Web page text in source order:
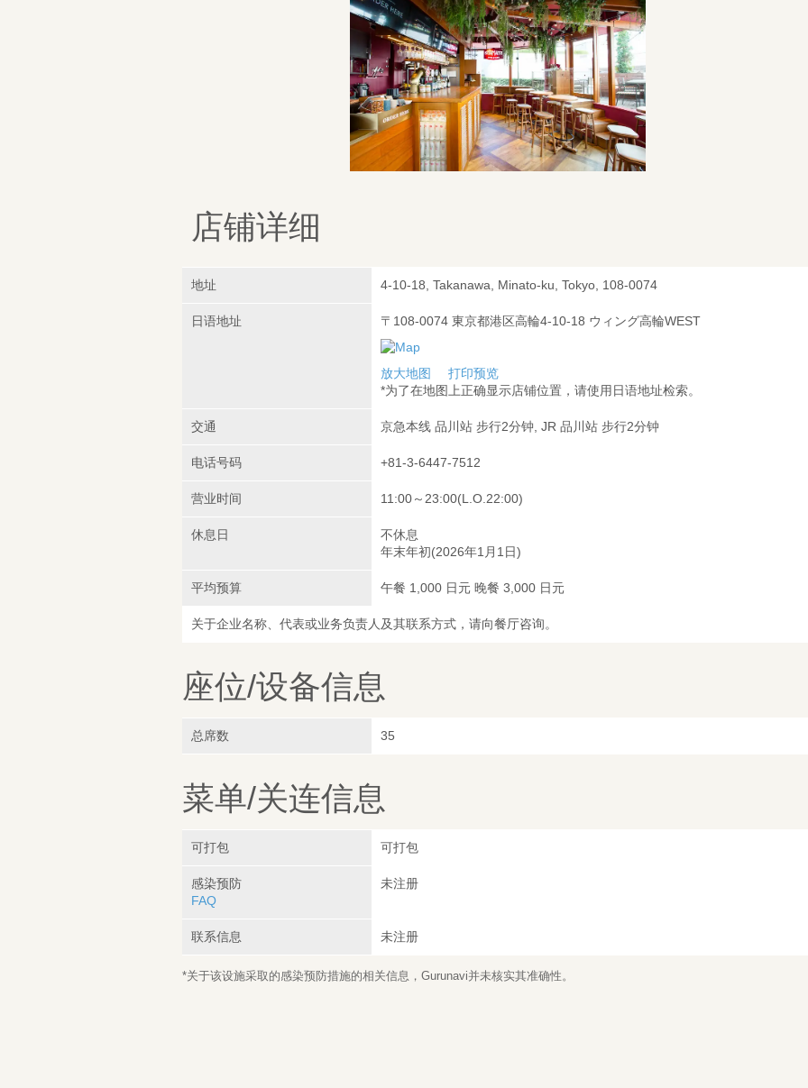
店铺详细
地址 4-10-18, Takanawa, Minato-ku, Tokyo, 108-0074
日语地址 〒108-0074 東京都港区高輪4-10-18 ウィング高輪WEST
放大地图
打印预览
*为了在地图上正确显示店铺位置，请使用日语地址检索。
交通 京急本线 品川站 步行2分钟, JR 品川站 步行2分钟
电话号码 +81-3-6447-7512
营业时间 11:00～23:00(L.O.22:00)
休息日
不休息
年末年初(2026年1月1日)
平均预算 午餐 1,000 日元 晚餐 3,000 日元
关于企业名称、代表或业务负责人及其联系方式，请向餐厅咨询。
座位/设备信息
总席数 35
菜单/关连信息
可打包 可打包
感染预防
FAQ
未注册
联系信息 未注册
*关于该设施采取的感染预防措施的相关信息，Gurunavi并未核实其准确性。